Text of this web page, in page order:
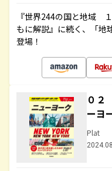
『世界244の国と地域
もに解説』に続く、「地
登場！
０
ーヨ
Plat